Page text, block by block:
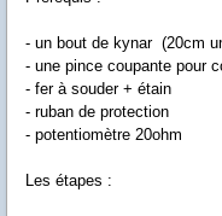
- un bout de kynar (20cm
- une pince coupante pour
- fer à souder + étain
- ruban de protection
- potentiomètre 20ohm
Les étapes :